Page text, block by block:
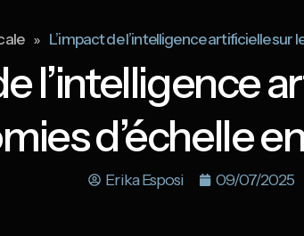
» L’impact de l’intelligence artificielle sur
l’intelligence
d’échelle
Erika Esposi 09/07/2025